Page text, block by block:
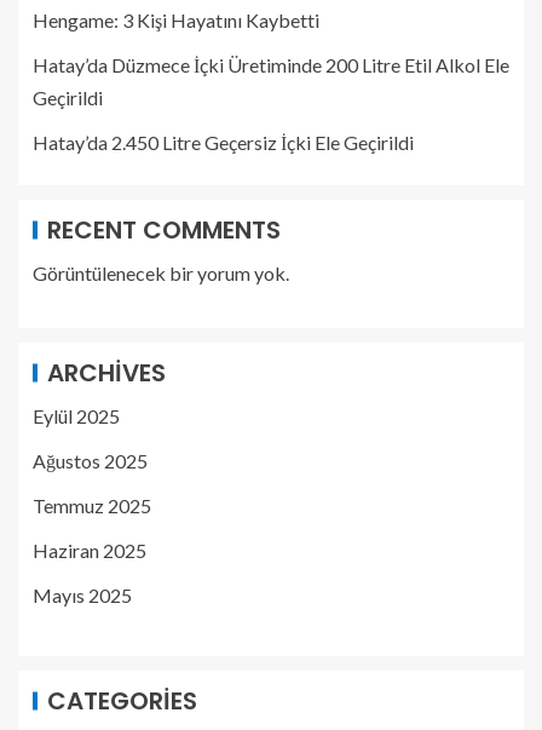
Hengame: 3 Kişi Hayatını Kaybetti
Hatay’da Düzmece İçki Üretiminde 200 Litre Etil Alkol Ele
Geçirildi
Hatay’da 2.450 Litre Geçersiz İçki Ele Geçirildi
RECENT COMMENTS
Görüntülenecek bir yorum yok.
ARCHIVES
Eylül 2025
Ağustos 2025
Temmuz 2025
Haziran 2025
Mayıs 2025
CATEGORIES